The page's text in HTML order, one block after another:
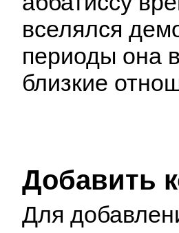
вселялся
периоды она
близкие
Добавить
Для